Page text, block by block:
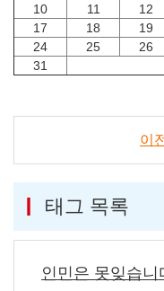
10
11 12
17
18 19
24
25 26
31
이
태그 목록
인민은 못잊습니